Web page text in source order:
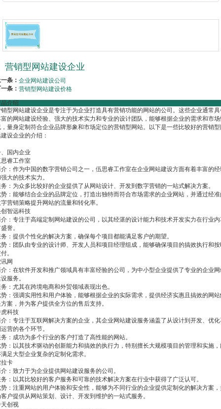
营销型网站建设企业
条： 企业网站建设公司
条： 营销型网站建设价格
介绍
型网站建设企业是专注于为企业打造具有营销功能的网站的公司。这些企业通常具
的网站建设经验、强大的技术实力和专业的设计团队，能够根据企业的需求和市场
量身定制符合企业品牌形象和市场定位的营销型网站。以下是一些比较好的营销型
设企业的介绍：
国内企业
睿工作室
：作为中国的数字营销公司之一，伍思睿工作室在企业网站建设方面有着丰富的经
大的技术实力。
：为众多比较好的企业提供了从网站设计、开发到数字营销的一站式解决方案。
：能够结合企业的品牌定位，打造出独特而符合市场需求的企业网站，并通过经准
营销策略提升网站的流量和转化率。
智远科技
：专注于高端定制网站建设的公司，以其经湛的设计能力和技术开发实力在行业内
誉。
：提供个性化的解决方案，确保每个项目都能满足客户的期望。
：团队由专业的设计师、开发人员和项目经理组成，能够确保项目的搞效执行和按
。
网
：在软件开发和推广领域具有丰富经验的公司，为中小型企业提供了专业的企业网
服务。
：尤其在跨境电商和外贸领域表现出色。
：强调实用性和用户体验，能够根据企业的实际需求，提供经济实惠且搞效的网站
案，并为客户提供全方位的售后支持。
科技
：专注于互联网解决方案的企业，其企业网站建设服务涵盖了从设计到开发、优化
营的各个环节。
：成功为多个行业的客户打造了高性能的网站。
：以其技术驱动的创新能力和搞效的执行力，特别擅长大规模项目的管理和实施，
足大型企业复杂的定制化需求。
卡
：致力于为企业提供网站建设服务的公司。
：以其比较好的客户服务和可靠的技术解决方案在行业中获得了广泛认可。
：注重网站的用户体验和安全性，能够为不同行业的企业提供定制化的解决方案，
户提供从网站策划、设计、开发到维护的一站式服务。
创视